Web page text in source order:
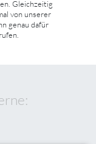
Gleichzeitig
von unserer
genau dafür